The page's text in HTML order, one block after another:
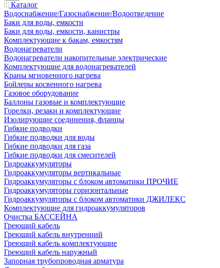
Каталог
Водоснабжение/Газоснабжение/Водоотведение
Баки для воды, емкости
Баки для воды, емкости, канистры
Комплектующие к бакам, емкостям
Водонагреватели
Водонагреватели накопительные электрические
Комплектующие для водонагревателей
Краны мгновенного нагрева
Бойлеры косвенного нагрева
Газовое оборудование
Баллоны газовые и комплектующие
Горелки, резаки и комплектующие
Изолирующие соединения, фланцы
Гибкие подводки
Гибкие подводки для воды
Гибкие подводки для газа
Гибкие подводки для смесителей
Гидроаккумуляторы
Гидроаккумуляторы вертикальные
Гидроаккумуляторы с блоком автоматики ПРОЧИЕ
Гидроаккумуляторы горизонтальные
Гидроаккумуляторы с блоком автоматики ДЖИЛЕКС
Комплектующие для гидроаккумуляторов
Очистка БАССЕЙНА
Греющий кабель
Греющий кабель внутренний
Греющий кабель комплектующие
Греющий кабель наружный
Запорная трубопроводная арматура